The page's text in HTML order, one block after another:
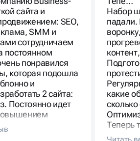
сайта и
SEO,
SMM и
сотрудничаем
постоянном
понравился
которая подошла
и
2 сайта:
Постоянно идет
специалисты
Набор
какие
сколько
Теперь
поток